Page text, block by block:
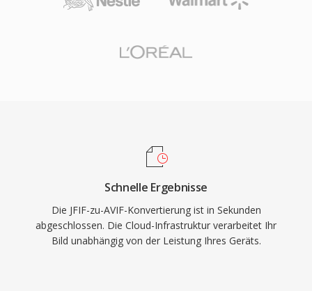
Schnelle Ergebnisse
Die JFIF-zu-AVIF-Konvertierung ist in Sekunden
abgeschlossen. Die Cloud-Infrastruktur verarbeitet Ihr
Bild unabhängig von der Leistung Ihres Geräts.